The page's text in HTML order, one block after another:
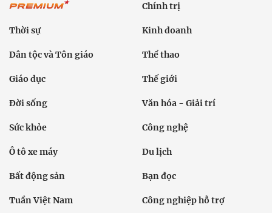
Chính trị
Thời sự Kinh doanh
Dân tộc và Tôn giáo Thể thao
Giáo dục Thế giới
Đời sống Văn hóa - Giải trí
Sức khỏe Công nghệ
Ô tô xe máy Du lịch
Bất động sản Bạn đọc
Tuần Việt Nam Công nghiệp hỗ trợ